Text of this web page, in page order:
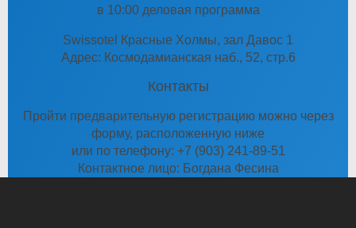
в 10:00 деловая программа
Swissotel Красные Холмы, зал Давос 1
Адрес: Космодамианская наб., 52, стр.6
Контакты
Пройти предварительную регистрацию можно через
форму, расположенную ниже
или по телефону: +7 (903) 241-89-51
Контактное лицо: Богдана Фесина